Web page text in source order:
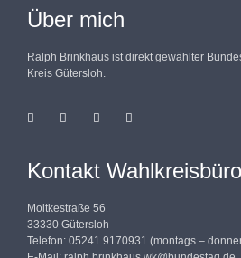
Über mich
Ralph Brinkhaus ist direkt gewählter
Kreis Gütersloh.
Kontakt Wahlkreisbüro
Moltkestraße 56
33330 Gütersloh
Telefon: 05241 9170931 (montags –